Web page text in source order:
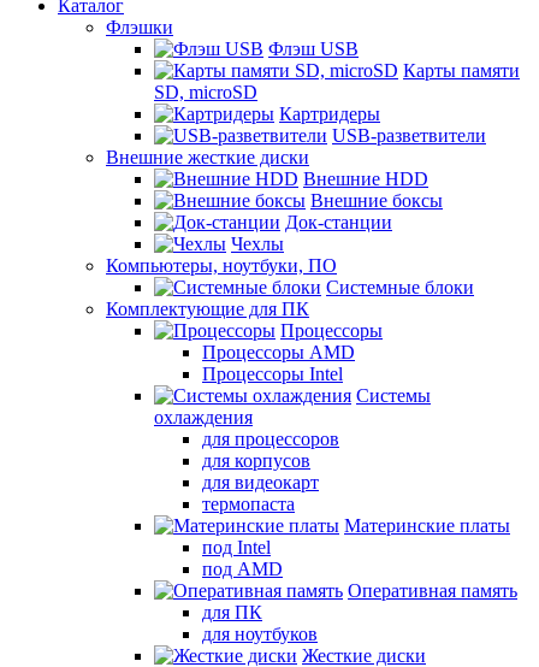
Каталог
Флэшки
Флэш USB
Карты памяти
SD, microSD
Картридеры
USB-разветвители
Внешние жесткие диски
Внешние HDD
Внешние боксы
Док-станции
Чехлы
Компьютеры, ноутбуки, ПО
Системные блоки
Комплектующие для ПК
Процессоры
Процессоры AMD
Процессоры Intel
Системы
охлаждения
для процессоров
для корпусов
для видеокарт
термопаста
Материнские платы
под Intel
под AMD
Оперативная память
для ПК
для ноутбуков
Жесткие диски